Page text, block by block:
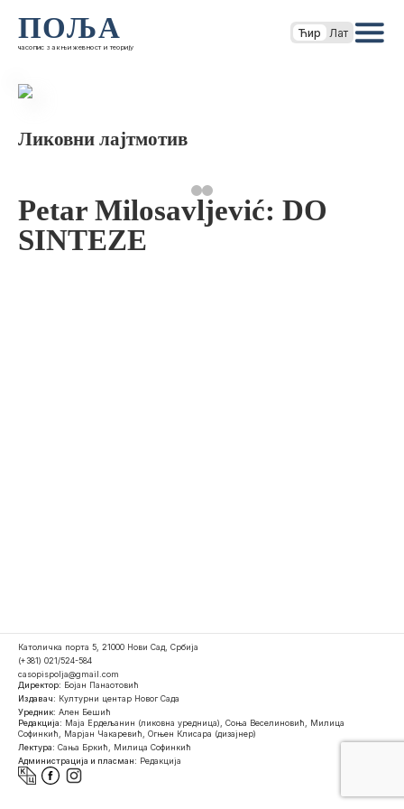
ПОЉА
часопис за књижевност и теорију
Ћир Лат
Ликовни лајтмотив
Petar Milosavljević: DO
SINTEZE
Католичка порта 5, 21000 Нови Сад, Србија
(+381) 021/524-584
casopispolja@gmail.com
Директор: Бојан Панаотовић
Издавач: Културни центар Новог Сада
Уредник: Ален Бешић
Редакција: Маја Ердељанин (ликовна уредница), Соња Веселиновић, Милица
Софинкић, Марјан Чакаревић, Огњен Клисара (дизајнер)
Лектура: Сања Бркић, Милица Софинкић
Администрација и пласман: Редакција